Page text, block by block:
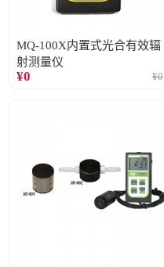
MQ-100X内置式光合有效辐
射测量仪
¥0 ¥0